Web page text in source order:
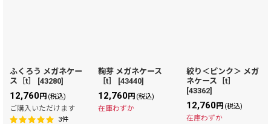
ふくろう メガネケー
ス［t］
[43280]
12,760円 (税込)
ご購入いただけます
3件
鞠芽 メガネケース
［t］
[43440]
12,760円 (税込)
在庫わずか
絞り＜ピンク＞ メガ
ネケース［t］
[43362]
12,760円 (税込)
在庫わずか